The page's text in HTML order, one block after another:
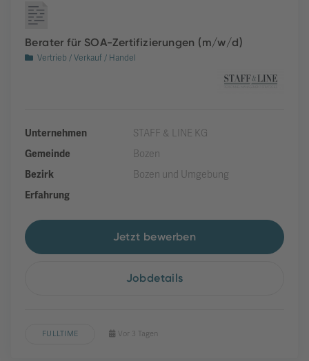
Berater für SOA-Zertifizierungen (m/w/d)
Vertrieb / Verkauf / Handel
Unternehmen
STAFF & LINE KG
Gemeinde
Bozen
Bezirk
Bozen und Umgebung
Erfahrung
Jetzt bewerben
Jobdetails
FULLTIME Vor 3 Tagen